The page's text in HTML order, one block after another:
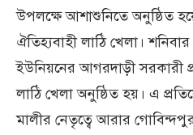
উপলক্ষে আশাশুনিতে অনুষ্ঠিত
ঐতিহ্যবাহী লাঠি খেলা।
ইউনিয়নের আগরদাড়ী সরকারী
লাঠি খেলা অনুষ্ঠিত হয়। এ
মালীর নেতৃত্বে আরার